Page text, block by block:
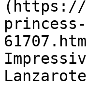
(https://